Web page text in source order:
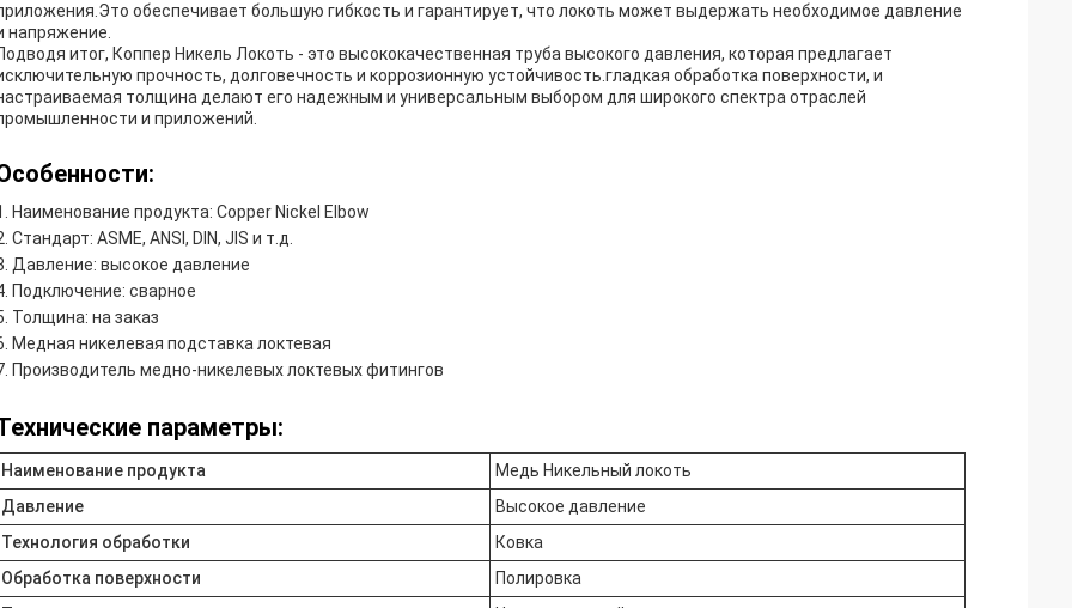
обеспечивает большую гибкость и гарантирует, что локоть может выдержать необходимое давление
напряжение.
итог, Коппер Никель Локоть - это высококачественная труба высокого давления, которая предлагает
прочность, долговечность и коррозионную устойчивость.гладкая обработка поверхности, и
толщина делают его надежным и универсальным выбором для широкого спектра отраслей
и приложений.
Наименование продукта: Copper Nickel Elbow
Стандарт: ASME, ANSI, DIN, JIS и т.д.
Давление: высокое давление
Подключение: сварное
Толщина: на заказ
Медная никелевая подставка локтевая
Производитель медно-никелевых локтевых фитингов
параметры:
Наименование продукта
Медь Никельный локоть
Давление
Высокое давление
Технология обработки
Ковка
Обработка поверхности
Полировка